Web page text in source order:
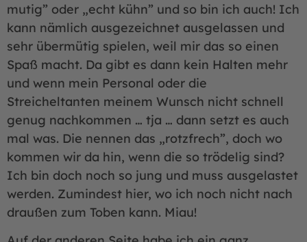
mutig” oder „echt kühn” und so bin ich auch! Ich
kann nämlich ausgezeichnet ausgelassen und
sehr übermütig spielen, weil mir das so einen
Spaß macht. Da gibt es dann kein Halten mehr
und wenn mein Personal oder die
Streicheltanten meinem Wunsch nicht schnell
genug nachkommen … tja … dann setzt es auch
mal was. Die nennen das „rotzfrech”, doch wo
kommen wir da hin, wenn die so trödelig sind?
Ich bin doch noch so jung und muss ausgelastet
werden. Zumindest hier, wo ich noch nicht nach
draußen zum Toben kann. Miau!